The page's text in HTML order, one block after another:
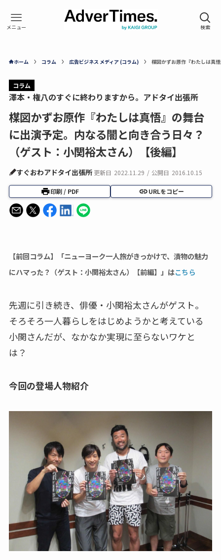
ホーム コラム 広告ビジネス メディア (コラム) 楳図かずお原作『わたしは真
コラム
澤本・権八のすぐに終わりますから。アドタイ出張所
楳図かずお原作『わたしは真悟』の舞台
に出演予定。内なる闇と向き合う日々？
（ゲスト：小関裕太さん）【後編】
すぐおわアドタイ出張所 更新日 2022.11.29 / 公開日 2016.10.15
印刷 / PDF URLをコピー
【前回コラム】「ニューヨーク一人旅がきっかけで、漬物の魅力
にハマった？（ゲスト：小関裕太さん）【前編】」はこちら
先週に引き続き、俳優・小関裕太さんがゲスト。
そろそろ一人暮らしをはじめようかと考えている
小関さんだが、なかなか実現に至らないワケと
は？
今回の登場人物紹介